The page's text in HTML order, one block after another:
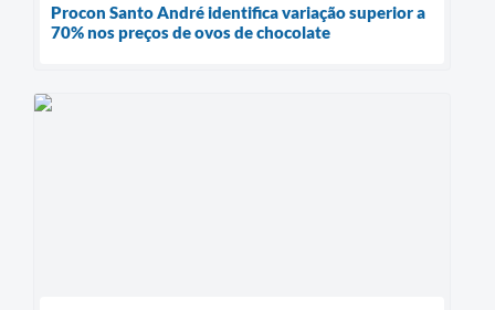
Procon Santo André identifica variação superior a
70% nos preços de ovos de chocolate